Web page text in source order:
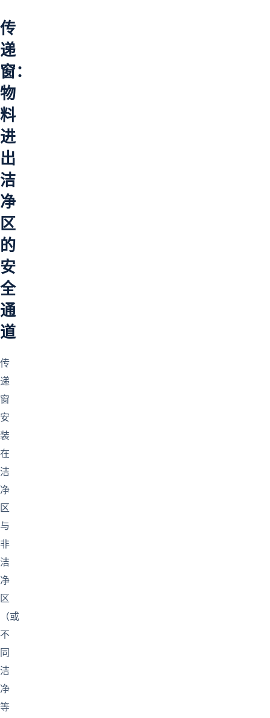
传
递
窗：
物
料
进
出
洁
净
区
的
安
全
通
道
传
递
窗
安
装
在
洁
净
区
与
非
洁
净
区
（或
不
同
洁
净
等